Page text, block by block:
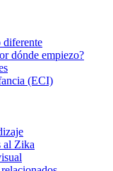
diferente
dónde empiezo?
(ECI)
al Zika